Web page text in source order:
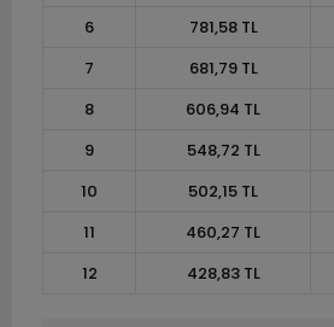
6
781,58 TL
7
681,79 TL
8
606,94 TL
9
548,72 TL
10
502,15 TL
11
460,27 TL
12
428,83 TL